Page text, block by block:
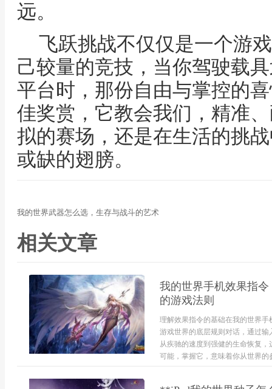
远。
飞跃挑战不仅仅是一个游
己较量的竞技，当你驾驶载
平台时，那份自由与掌控的
佳奖赏，它教会我们，精准
拟的赛场，还是在生活的挑
或缺的翅膀。
我的世界武器怎么选，生存与战斗的艺术
相关文章
我的世界手机效果指
的游戏法则
理解效果指令的基础在我的世界
游戏世界的底层规则对话，通过
从疾驰的速度到强健的生命恢复
可能，掌握它，意味着你从世界